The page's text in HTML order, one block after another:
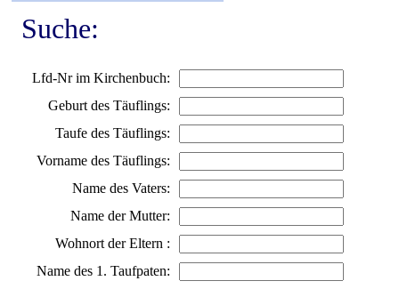
Suche:
Lfd-Nr im Kirchenbuch:
Geburt des Täuflings:
Taufe des Täuflings:
Vorname des Täuflings:
Name des Vaters:
Name der Mutter:
Wohnort der Eltern :
Name des 1. Taufpaten: